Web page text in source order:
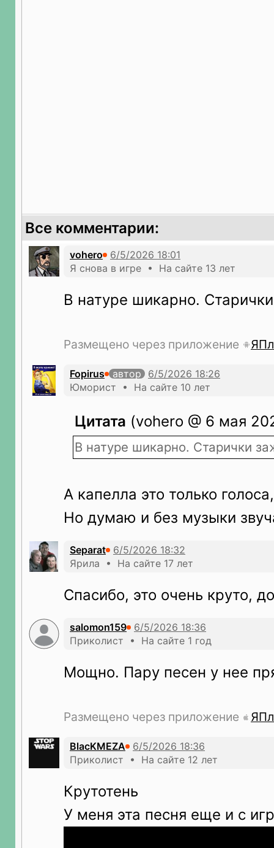
Все комментарии:
vohero
Я снова в игре • На сайте 13 лет
В натуре шикарно.
Размещено через приложение
Fopirus
автор
Юморист • На сайте 10 лет
Цитата (vohero @ 6 мая
В натуре шикарно. Старички
А капелла это только
Но думаю и без музыки
Separat
Ярила • На сайте 17 лет
Спасибо, это очень круто,
salomon159
Приколист • На сайте 1 год
Мощно. Пару песен у нее
Размещено через приложение
BlacKMEZA
Приколист • На сайте 12 лет
Крутотень
У меня эта песня еще и с